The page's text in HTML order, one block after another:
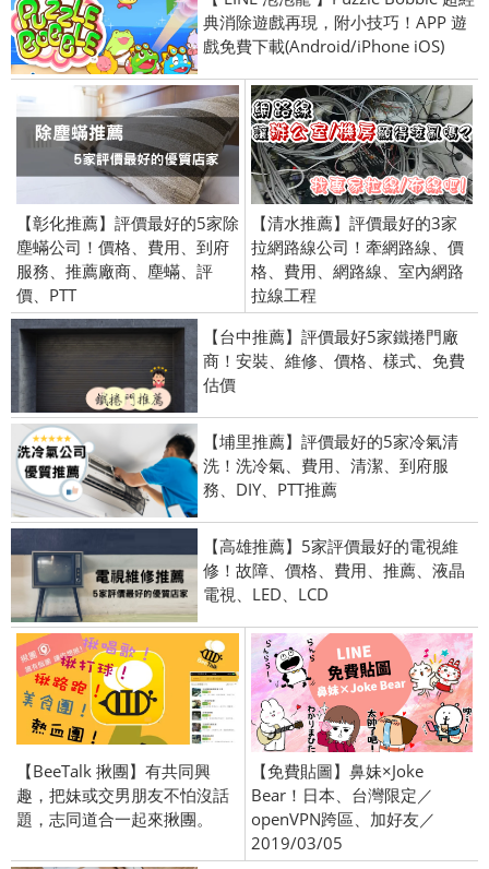
典消除遊戲再現，附小技巧！APP 遊
戲免費下載(Android/iPhone iOS)
【彰化推薦】評價最好的5家除
塵蟎公司！價格、費用、到府
服務、推薦廠商、塵蟎、評
價、PTT
【清水推薦】評價最好的3家
拉網路線公司！牽網路線、價
格、費用、網路線、室內網路
拉線工程
【台中推薦】評價最好5家鐵捲門廠
商！安裝、維修、價格、樣式、免費
估價
【埔里推薦】評價最好的5家冷氣清
洗！洗冷氣、費用、清潔、到府服
務、DIY、PTT推薦
【高雄推薦】5家評價最好的電視維
修！故障、價格、費用、推薦、液晶
電視、LED、LCD
【BeeTalk 揪團】有共同興
趣，把妹或交男朋友不怕沒話
題，志同道合一起來揪團。
【免費貼圖】鼻妹×Joke
Bear！日本、台灣限定／
openVPN跨區、加好友／
2019/03/05